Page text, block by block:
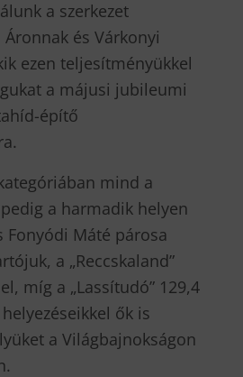
a szerkezet
és Várkonyi
ezen teljesítményükkel
a májusi jubileumi
építő
mind a
a harmadik helyen
Fonyódi Máté párosa
a „Reccskaland”
míg a „Lassítudó” 129,4
ők is
a Világbajnokságon